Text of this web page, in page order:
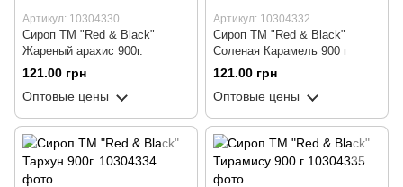
Артикул: 10304330
Сироп ТМ "Red & Black"
Жареный арахис 900г.
121.00 грн
Оптовые цены
Артикул: 10304332
Сироп ТМ "Red & Black"
Соленая Карамель 900 г
121.00 грн
Оптовые цены